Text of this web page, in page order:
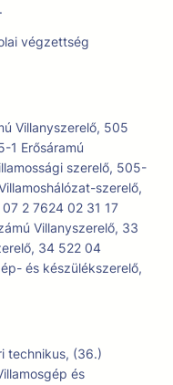
végzettség
Villanyszerelő, 505
1 Erősáramú
szerelő, 505-
szerelő,
2 7624 02 31 17
Villanyszerelő, 33
34 522 04
és készülékszerelő,
technikus, (36.)
és